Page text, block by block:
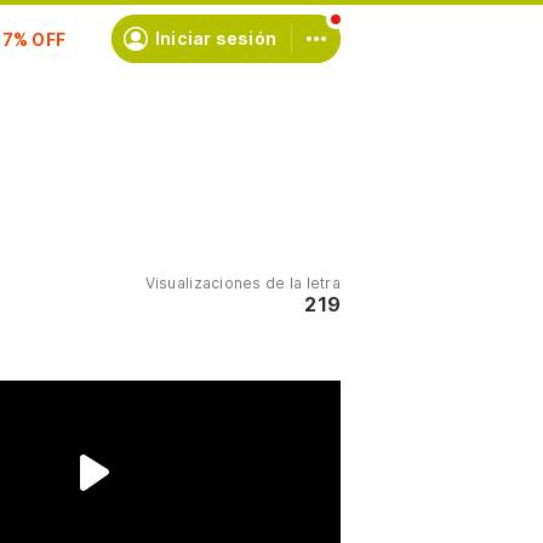
Iniciar sesión
Visualizaciones de la letra
219